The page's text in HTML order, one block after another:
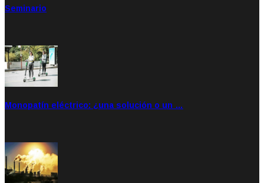
Seminario
Monopatín eléctrico: ¿una solución o un …